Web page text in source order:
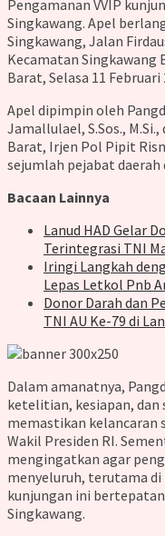
Pengamanan VVIP
Singkawang. Apel
Singkawang, Jalan
Kecamatan
Barat, Selasa 11 Februari
Apel dipimpin oleh
Jamallulael, S.Sos.,
Barat, Irjen Pol Pipit
sejumlah pejabat
Bacaan Lainnya
Lanud HAD Gelar
Terintegrasi TNI
Iringi Langkah
Lepas Letkol Pnb
Donor Darah dan
TNI AU Ke-79 di
Dalam amanatnya,
ketelitian, kesiapan,
memastikan kelancaran
Wakil Presiden RI.
mengingatkan agar
menyeluruh, terutama
kunjungan ini bertepatan
Singkawang.